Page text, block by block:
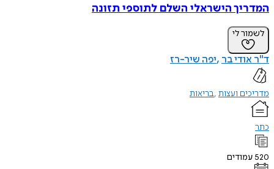
המדריך הישראלי השלם לתוספי תזונה
לשמור לי
ד"ר אודי בר יפה שיר-רז
מדריכים ועצות בריאות
כתר
520 עמודים